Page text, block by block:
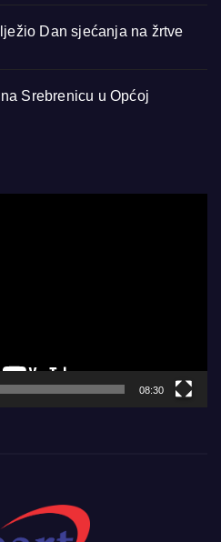
Dan sjećanja na žrtve
Srebrenicu u Općoj
08:30